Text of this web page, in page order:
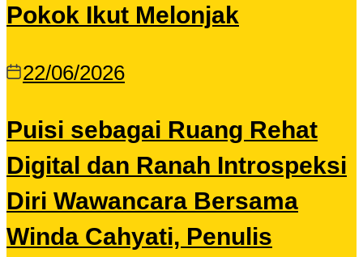
Pokok Ikut Melonjak
22/06/2026
Puisi sebagai Ruang Rehat
Digital dan Ranah Introspeksi
Diri Wawancara Bersama
Winda Cahyati, Penulis